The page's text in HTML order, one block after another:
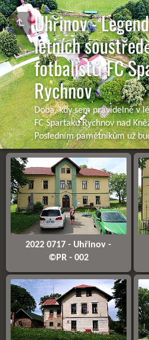
Uhřinov -
letních
fotbalistů FC
Rychnov
Doba, kdy sem pravidelně v
FC Spartaku Rychnov nad
Posledním pamětníkům už
2022 0717 - Uhřinov -
©PR - 002